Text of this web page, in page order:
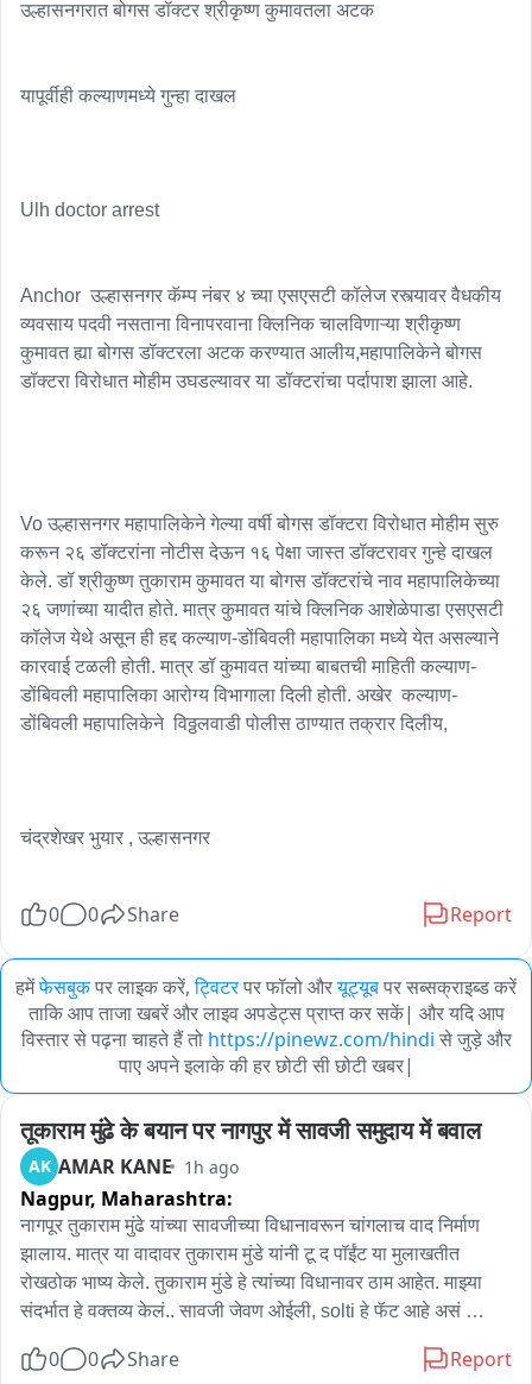
उल्हासनगरात बोगस डॉक्टर श्रीकृष्ण कुमावतला अटक
यापूर्वीही कल्याणमध्ये गुन्हा दाखल
Ulh doctor arrest
Anchor  उल्हासनगर कॅम्प नंबर ४ च्या एसएसटी कॉलेज रस्त्यावर वैधकीय
व्यवसाय पदवी नसताना विनापरवाना क्लिनिक चालविणाऱ्या श्रीकृष्ण
कुमावत ह्या बोगस डॉक्टरला अटक करण्यात आलीय,महापालिकेने बोगस
डॉक्टरा विरोधात मोहीम उघडल्यावर या डॉक्टरांचा पर्दापाश झाला आहे.
Vo उल्हासनगर महापालिकेने गेल्या वर्षी बोगस डॉक्टरा विरोधात मोहीम सुरु
करून २६ डॉक्टरांना नोटीस देऊन १६ पेक्षा जास्त डॉक्टरावर गुन्हे दाखल
केले. डॉ श्रीकुष्ण तुकाराम कुमावत या बोगस डॉक्टरांचे नाव महापालिकेच्या
२६ जणांच्या यादीत होते. मात्र कुमावत यांचे क्लिनिक आशेळेपाडा एसएसटी
कॉलेज येथे असून ही हद्द कल्याण-डोंबिवली महापालिका मध्ये येत असल्याने
कारवाई टळली होती. मात्र डॉ कुमावत यांच्या बाबतची माहिती कल्याण-
डोंबिवली महापालिका आरोग्य विभागाला दिली होती. अखेर  कल्याण-
डोंबिवली महापालिकेने  विठ्ठलवाडी पोलीस ठाण्यात तक्रार दिलीय,
चंद्रशेखर भुयार , उल्हासनगर
0 0 Share Report
हमेंफेसबुकपर लाइक करें, ट्विटरपर फॉलो औरयूट्यूबपर सब्सक्राइब्ड करें
ताकि आप ताजा खबरें और लाइव अपडेट्स प्राप्त कर सकें| और यदि आप
विस्तार से पढ़ना चाहते हैं तो https://pinewz.com/hindi से जुड़े और
पाए अपने इलाके की हर छोटी सी छोटी खबर|
तूकाराम मुंढे के बयान पर नागपुर में सावजी समुदाय में बवाल
AK AMAR KANE 1h ago
Nagpur, Maharashtra:
नागपूर तुकाराम मुंढे यांच्या सावजीच्या विधानावरून चांगलाच वाद निर्माण
झालाय. मात्र या वादावर तुकाराम मुंडे यांनी टू द पॉईंट या मुलाखतीत
रोखठोक भाष्य केले. तुकाराम मुंडे हे त्यांच्या विधानावर ठाम आहेत. माझ्या
संदर्भात हे वक्तव्य केलं.. सावजी जेवण ओईली, solti हे फॅट आहे असं
बोललेलं नाही फूड हॅबिट संदर्भात विधान होतं असं स्पष्टीकरण मुंडे यांनी
0 0 Share Report